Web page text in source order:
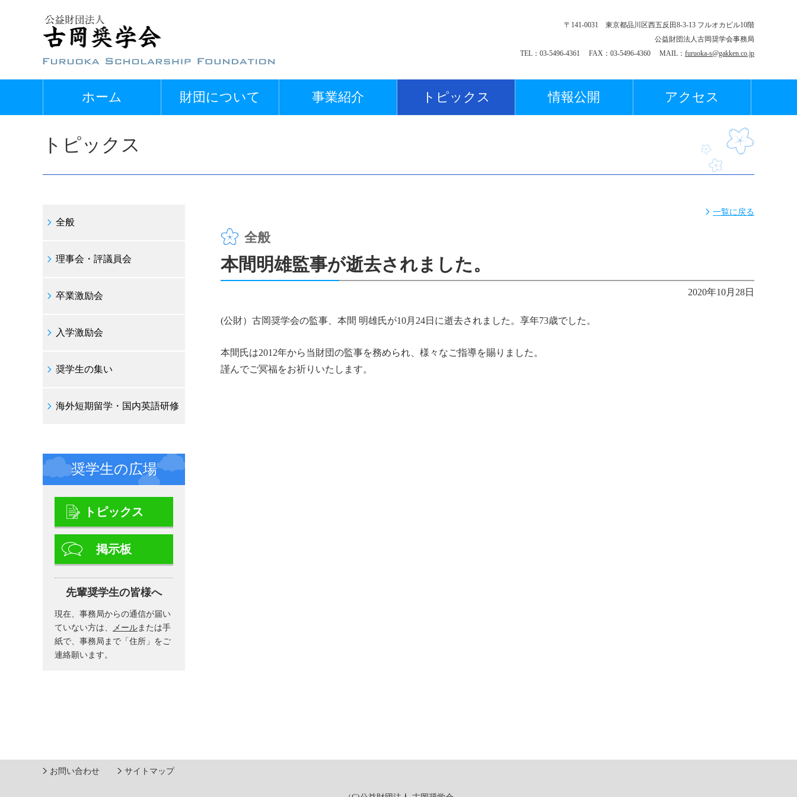
〒141-0031 東京都品川区西五反田8-3-13 フルオカビル10階
公益財団法人古岡奨学会事務局
TEL：03-5496-4361 FAX：03-5496-4360 MAIL： furuoka-s@gakken.co.jp
ホーム 財団について 事業紹介 トピックス 情報公開 アクセス
トピックス
全般
理事会・評議員会
卒業激励会
入学激励会
奨学生の集い
海外短期留学・国内英語研修
奨学生の広場
トピックス
掲示板
先輩奨学生の皆様へ
現在、事務局からの通信が届い
ていない方は、
メールまたは手
紙で、事務局まで「住所」をご
連絡願います。
一覧に戻る
全般
本間明雄監事が逝去されました。
2020年10月28日
(公財）古岡奨学会の監事、本間 明雄氏が10月24日に逝去されました。享年73歳でした。
本間氏は2012年から当財団の監事を務められ、様々なご指導を賜りました。
謹んでご冥福をお祈りいたします。
お問い合わせ サイトマップ